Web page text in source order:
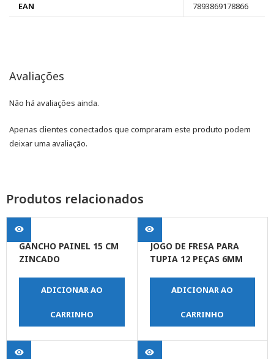
EAN
7893869178866
Avaliações
Não há avaliações ainda.
Apenas clientes conectados que compraram este produto podem
deixar uma avaliação.
Produtos relacionados
GANCHO PAINEL 15 CM
ZINCADO
ADICIONAR AO
CARRINHO
JOGO DE FRESA PARA
TUPIA 12 PEÇAS 6MM
ADICIONAR AO
CARRINHO